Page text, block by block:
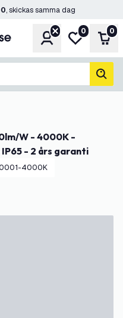
, skickas samma dag
KontoMin0 0
sök
- 2 års garanti
4000K